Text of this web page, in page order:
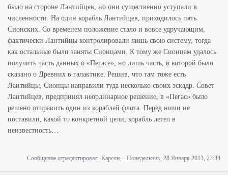
было на стороне Лантийцев, но они существенно уступали в
численности. На один корабль Лантийцев, приходилось пять
Сионских. Со временем положение стало и вовсе удручающим,
фактически Лантийцы контролировали лишь свою систему, тогда
как остальные были заняты Сионцами. К тому же Сионцам удалось
получить часть данных о «Пегасе», но лишь часть, в которой было
сказано о Древних в галактике. Решив, что там тоже есть
Лантийцы, Сионцы направили туда несколько своих эскадр. Совет
Лантийцев, предпринял неординарное решение, в «Пегас» было
решено отправить один из кораблей флота. Перед ними не
поставили, какой то конкретной цели, корабль летел в
неизвестность…
Сообщение отредактировал -Карсон- - Понедельник, 28 Января 2013, 23:34